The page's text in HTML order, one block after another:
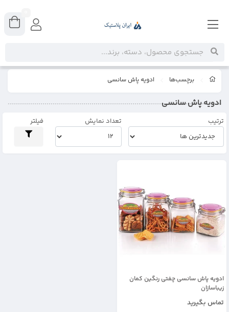
برچسب‌ها ادویه پاش سانسی
ادویه پاش سانسی
ترتیب تعداد نمایش فیلتر
ادويه پاش سانسی چفتی رنگين كمان
زیباسازان
تماس بگیرید